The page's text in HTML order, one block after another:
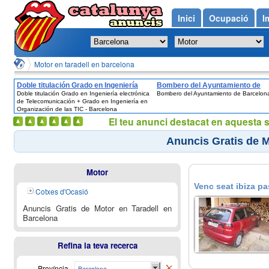
Motor en taradell en barcelona
Doble titulación Grado en Ingeniería
electrónica de Telecomunicación +
Grado en Ingeniería en Organización de
las TIC - Barcelona
Doble titulación Grado en Ingeniería electrónica
de Telecomunicación + Grado en Ingeniería en
Organización de las TIC - Barcelona
Bombero del Ayuntamiento de
Barcelona
Bombero del Ayuntamiento de
Anuncis Gratis de
Venc seat ibiza
Motor
Cotxes d'Ocasió
Anuncis Gratis de Motor en Taradell en
Barcelona
Refina la teva recerca
Inici Ocupació
El teu anunci destacat en aquesta